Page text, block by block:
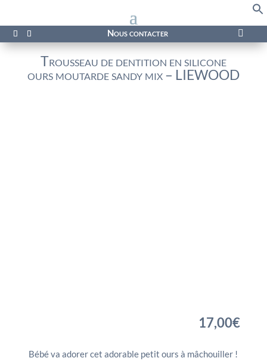
Nous contacter 
Trousseau de dentition en silicone
ours moutarde sandy mix – LIEWOOD
17,00€
Bébé va adorer cet adorable petit ours à mâchouiller !